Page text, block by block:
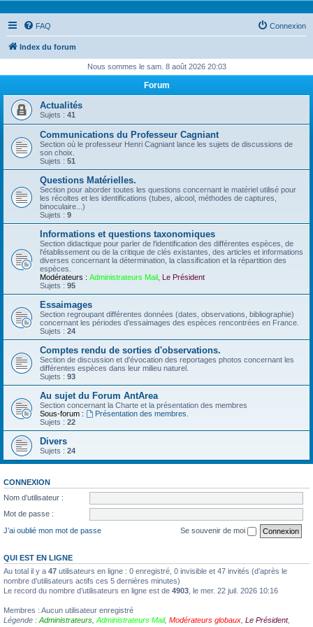
FAQ Connexion
Index du forum
Nous sommes le sam. 8 août 2026 20:03
Forum
Actualités
Sujets : 41
Communications du Professeur Cagniant
Section où le professeur Henri Cagniant lance les sujets de discussions de
son choix.
Sujets : 51
Questions Matérielles.
Section pour aborder toutes les questions concernant le matériel utilisé pour
les récoltes et les identifications (tubes, alcool, méthodes de captures,
binoculaire...)
Sujets : 9
Informations et questions taxonomiques
Section didactique pour parler de l'identification des différentes espèces, de
l'établissement ou de la critique de clés existantes, des articles et informations
diverses concernant la détermination, la classification et la répartition des
espèces.
Modérateurs : Administrateurs Mail Le Président
Sujets : 95
Essaimages
Section regroupant différentes données (dates, observations, bibliographie)
concernant les périodes d’essaimages des espèces rencontrées en France.
Sujets : 24
Comptes rendu de sorties d'observations.
Section de discussion et d'évocation des reportages photos concernant les
différentes espèces dans leur milieu naturel.
Sujets : 93
Au sujet du Forum AntArea
Section concernant la Charte et la présentation des membres
Sous-forum :
Présentation des membres.
Sujets : 22
Divers
Sujets : 24
CONNEXION
Nom d’utilisateur :
Mot de passe :
J’ai oublié mon mot de passe
Se souvenir de moi
QUI EST EN LIGNE
Au total il y a 47 utilisateurs en ligne : 0 enregistré, 0 invisible et 47 invités (d’après le
nombre d’utilisateurs actifs ces 5 dernières minutes)
Le record du nombre d’utilisateurs en ligne est de 4903 , le mer. 22 juil. 2026 10:16
Membres : Aucun utilisateur enregistré
Légende : Administrateurs Administrateurs Mail, Modérateurs globaux Le Président,